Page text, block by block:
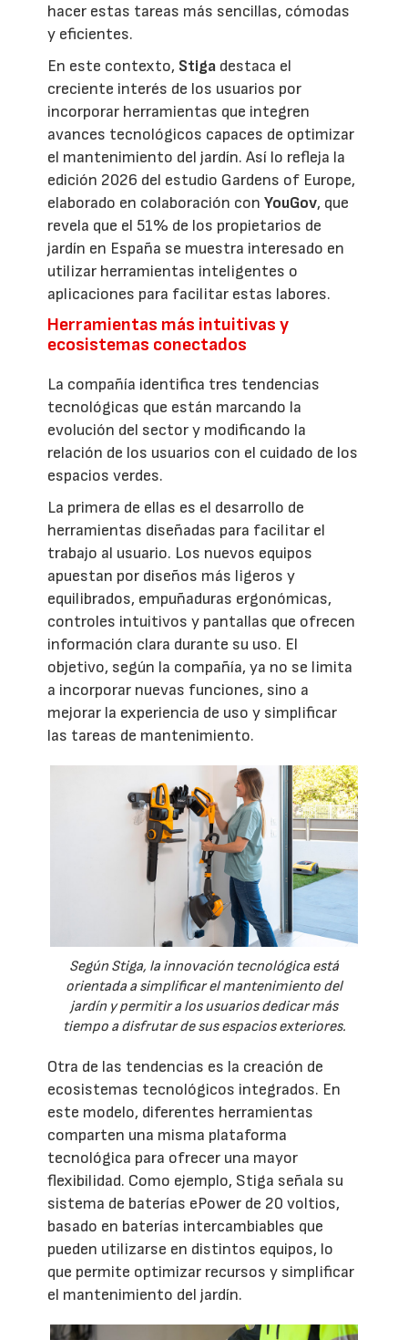
hacer estas tareas más sencillas, cómodas
y eficientes.
En este contexto, Stiga destaca el
creciente interés de los usuarios por
incorporar herramientas que integren
avances tecnológicos capaces de optimizar
el mantenimiento del jardín. Así lo refleja la
edición 2026 del estudio Gardens of Europe,
elaborado en colaboración conYouGov, que
revela que el 51% de los propietarios de
jardín en España se muestra interesado en
utilizar herramientas inteligentes o
aplicaciones para facilitar estas labores.
Herramientas más intuitivas y
ecosistemas conectados
La compañía identifica tres tendencias
tecnológicas que están marcando la
evolución del sector y modificando la
relación de los usuarios con el cuidado de los
espacios verdes.
La primera de ellas es el desarrollo de
herramientas diseñadas para facilitar el
trabajo al usuario. Los nuevos equipos
apuestan por diseños más ligeros y
equilibrados, empuñaduras ergonómicas,
controles intuitivos y pantallas que ofrecen
información clara durante su uso. El
objetivo, según la compañía, ya no se limita
a incorporar nuevas funciones, sino a
mejorar la experiencia de uso y simplificar
las tareas de mantenimiento.
Según Stiga, la innovación tecnológica está
orientada a simplificar el mantenimiento del
jardín y permitir a los usuarios dedicar más
tiempo a disfrutar de sus espacios exteriores.
Otra de las tendencias es la creación de
ecosistemas tecnológicos integrados. En
este modelo, diferentes herramientas
comparten una misma plataforma
tecnológica para ofrecer una mayor
flexibilidad. Como ejemplo, Stiga señala su
sistema de baterías ePower de 20 voltios,
basado en baterías intercambiables que
pueden utilizarse en distintos equipos, lo
que permite optimizar recursos y simplificar
el mantenimiento del jardín.